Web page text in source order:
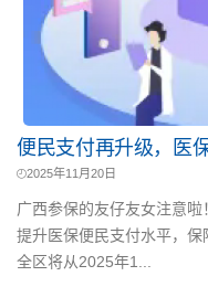
便民支付再升级，医
2025年11月20日
广西参保的友仔友女注意啦
提升医保便民支付水平，
全区将从2025年1...